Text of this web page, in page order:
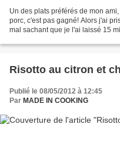
Un des plats préférés de mon
porc, c'est pas gagné! Alors j'ai
mal sachant que je l'ai laissé 15
Risotto au citron et
Publié le 08/05/2012 à 12:45
Par MADE IN COOKING